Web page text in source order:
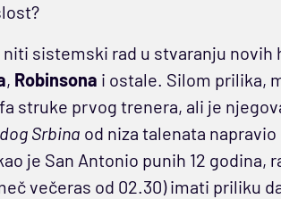
sistemski rad u stvaranju novih
, Robinsona i ostale. Silom prilika,
struke prvog trenera, ali je
Srbina od niza talenata
je San Antonio punih 12 godina,
večeras od 02.30) imati priliku